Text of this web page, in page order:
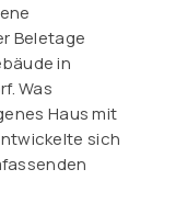
Beletage
in
Was
Haus mit
sich